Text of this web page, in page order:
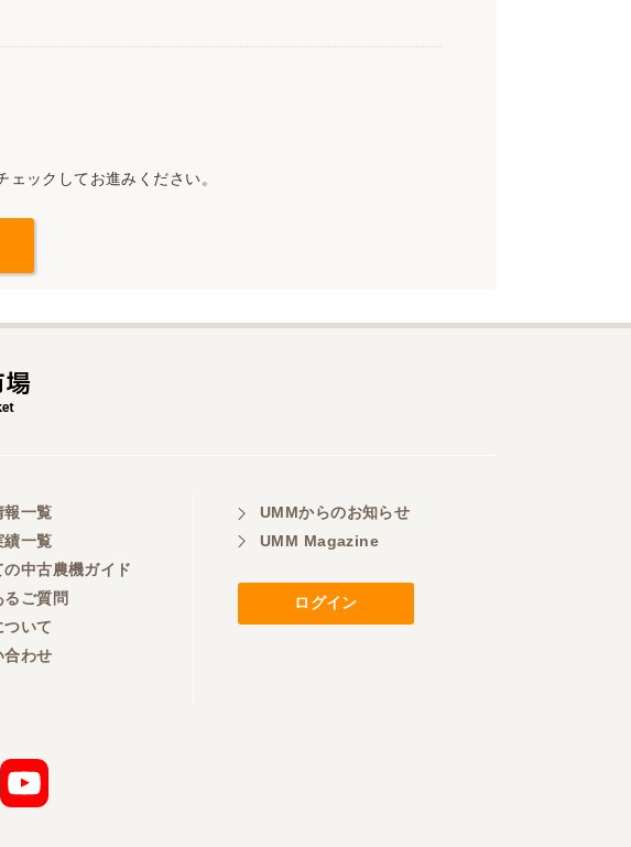
ックしてお進みください。
報一覧
績一覧
の中古農機ガイド
るご質問
ついて
合わせ
UMMからのお知らせ
UMM Magazine
ログイン